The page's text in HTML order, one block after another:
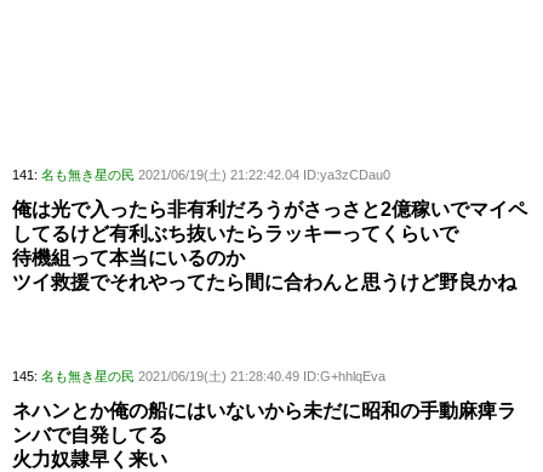
141: 名も無き星の民 2021/06/19(土) 21:22:42.04 ID:ya3zCDau0
俺は光で入ったら非有利だろうがさっさと2億稼いでマイペ
してるけど有利ぶち抜いたらラッキーってくらいで
待機組って本当にいるのか
ツイ救援でそれやってたら間に合わんと思うけど野良かね
145: 名も無き星の民 2021/06/19(土) 21:28:40.49 ID:G+hhlqEva
ネハンとか俺の船にはいないから未だに昭和の手動麻痺ラ
ンバで自発してる
火力奴隷早く来い